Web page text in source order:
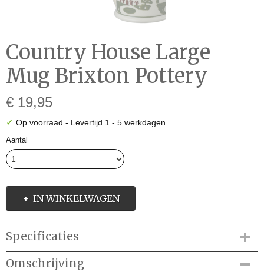
Country House Large
Mug Brixton Pottery
€ 19,95
✓ Op voorraad - Levertijd 1 - 5 werkdagen
Aantal
IN WINKELWAGEN
Specificaties
Productcode
BCH04757
Omschrijving